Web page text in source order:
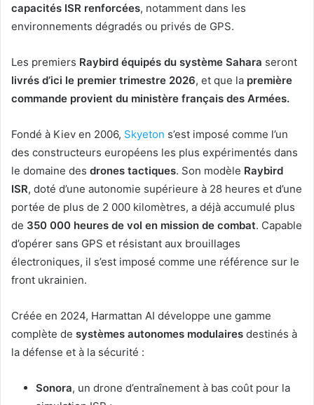
capacités ISR renforcées, notamment dans les
environnements dégradés ou privés de GPS.
Les premiers Raybird équipés du système Sahara seront
livrés d’ici le premier trimestre 2026, et que la première
commande provient du ministère français des Armées.
Fondé à Kiev en 2006, Skyeton s’est imposé comme l’un
des constructeurs européens les plus expérimentés dans
le domaine des drones tactiques. Son modèle Raybird
ISR, doté d’une autonomie supérieure à 28 heures et d’une
portée de plus de 2 000 kilomètres, a déjà accumulé plus
de 350 000 heures de vol en mission de combat. Capable
d’opérer sans GPS et résistant aux brouillages
électroniques, il s’est imposé comme une référence sur le
front ukrainien.
Créée en 2024, Harmattan AI développe une gamme
complète de systèmes autonomes modulaires destinés à
la défense et à la sécurité :
Sonora, un drone d’entraînement à bas coût pour la